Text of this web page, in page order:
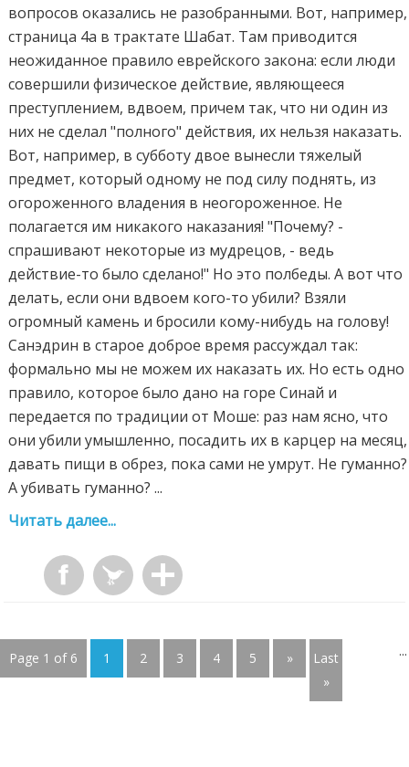
вопросов оказались не разобранными. Вот, например,
страница 4а в трактате Шабат. Там приводится
неожиданное правило еврейского закона: если люди
совершили физическое действие, являющееся
преступлением, вдвоем, причем так, что ни один из
них не сделал "полного" действия, их нельзя наказать.
Вот, например, в субботу двое вынесли тяжелый
предмет, который одному не под силу поднять, из
огороженного владения в неогороженное. Не
полагается им никакого наказания! "Почему? -
спрашивают некоторые из мудрецов, - ведь
действие-то было сделано!" Но это полбеды. А вот что
делать, если они вдвоем кого-то убили? Взяли
огромный камень и бросили кому-нибудь на голову!
Санэдрин в старое доброе время рассуждал так:
формально мы не можем их наказать их. Но есть одно
правило, которое было дано на горе Синай и
передается по традиции от Моше: раз нам ясно, что
они убили умышленно, посадить их в карцер на месяц,
давать пищи в обрез, пока сами не умрут. Не гуманно?
А убивать гуманно? ...
Читать далее...
Page 1 of 6 1 2 3 4 5 » ...
Last
»